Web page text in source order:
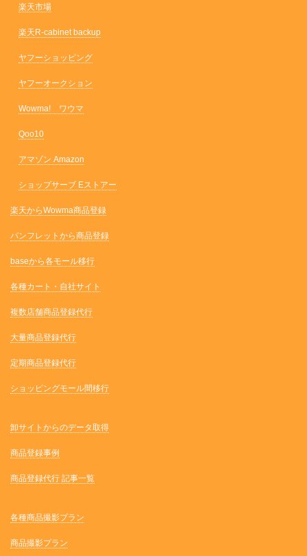
楽天市場
楽天R-cabinet backup
ヤフーショッピング
ヤフーオークション
Wowma! ワウマ
Qoo10
アマゾン Amazon
ショップサーブ Eストアー
楽天からWowma商品登録
パンフレットから商品登録
baseから各モール移行
各種カート・自社サイト
複数店舗商品登録代行
大量商品登録代行
定期商品登録代行
ショッピングモール間移行
卸サイトからのデータ取得
商品登録事例
商品登録代行 記事一覧
各種商品撮影プラン
商品撮影プラン